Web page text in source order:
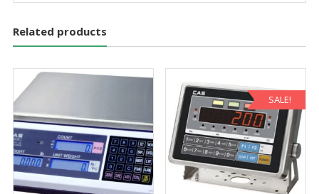
Related products
SALE!